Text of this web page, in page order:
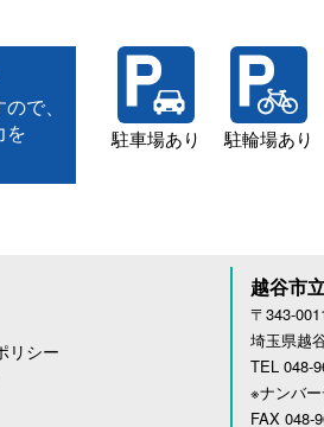
で、
を
駐車場あり 駐輪場あり
リシー
越谷市
〒343-
埼玉県越
TEL 048-
※ナンバー
FAX 048-